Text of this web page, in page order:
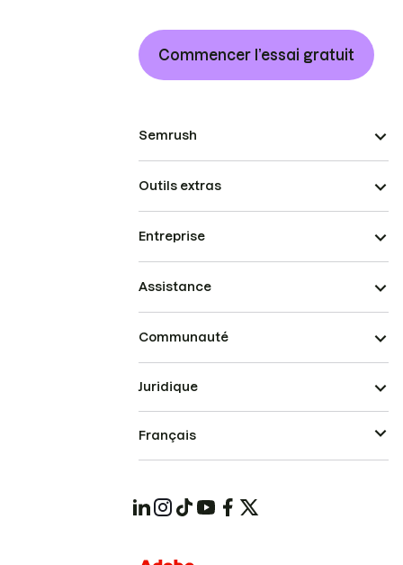
Commencer l’essai gratuit
Semrush
Outils extras
Entreprise
Assistance
Communauté
Juridique
Français